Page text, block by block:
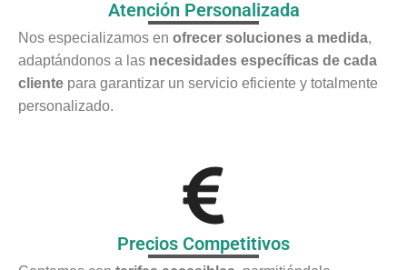
Atención Personalizada
Nos especializamos en ofrecer soluciones a medida,
adaptándonos a las necesidades específicas de cada
cliente para garantizar un servicio eficiente y totalmente
personalizado.
Precios Competitivos